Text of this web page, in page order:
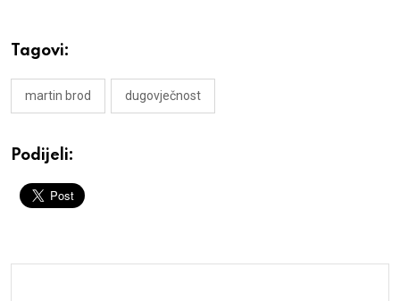
Tagovi:
martin brod dugovječnost
Podijeli: